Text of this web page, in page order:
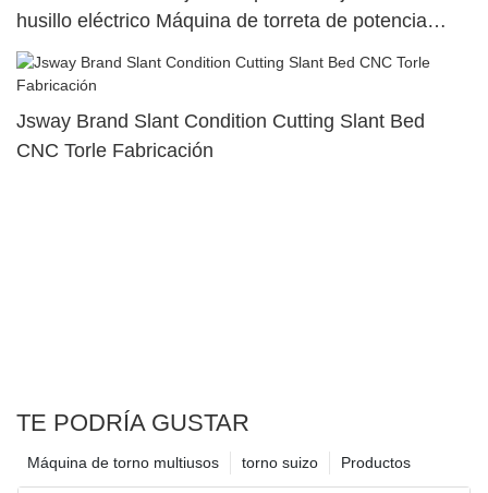
husillo eléctrico Máquina de torreta de potencia
superior dual45
Jsway Brand Slant Condition Cutting Slant Bed
CNC Torle Fabricación
TE PODRÍA GUSTAR
Productos
torno suizo
Máquina de torno multiusos